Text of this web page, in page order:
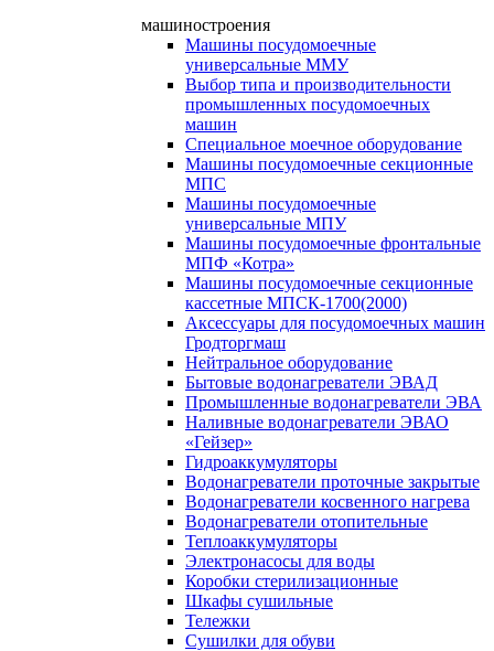
машиностроения
Машины посудомоечные
универсальные ММУ
Выбор типа и производительности
промышленных посудомоечных
машин
Специальное моечное оборудование
Машины посудомоечные секционные
МПС
Машины посудомоечные
универсальные МПУ
Машины посудомоечные фронтальные
МПФ «Котра»
Машины посудомоечные секционные
кассетные МПСК-1700(2000)
Аксессуары для посудомоечных машин
Гродторгмаш
Нейтральное оборудование
Бытовые водонагреватели ЭВАД
Промышленные водонагреватели ЭВА
Наливные водонагреватели ЭВАО
«Гейзер»
Гидроаккумуляторы
Водонагреватели проточные закрытые
Водонагреватели косвенного нагрева
Водонагреватели отопительные
Теплоаккумуляторы
Электронасосы для воды
Коробки стерилизационные
Шкафы сушильные
Тележки
Сушилки для обуви